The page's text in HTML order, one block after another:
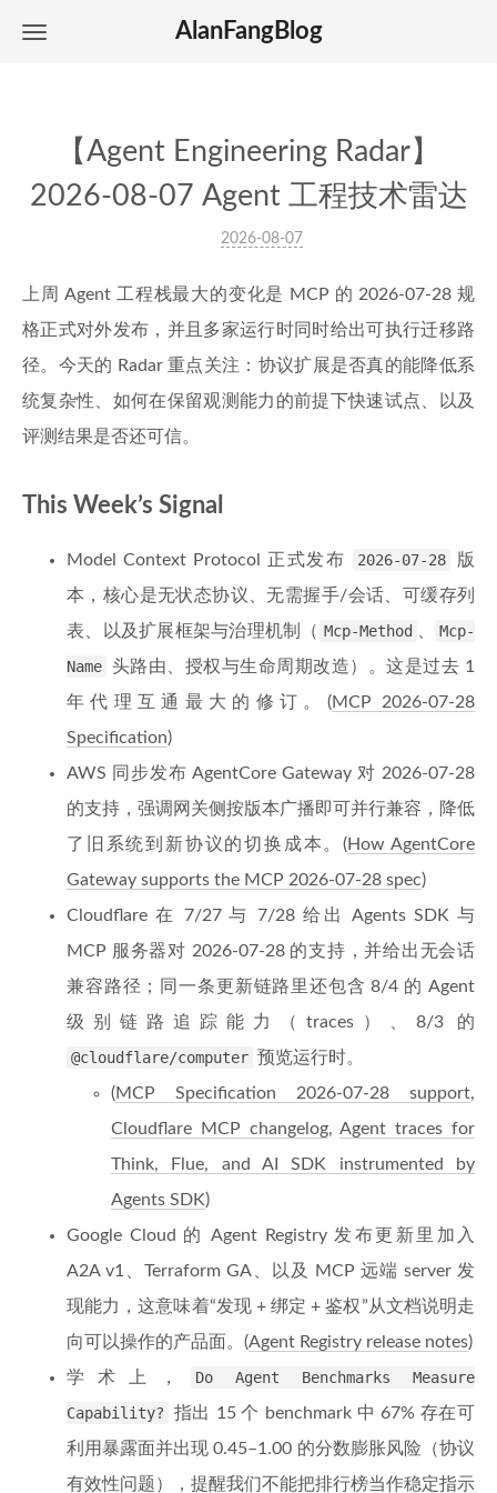
AlanFangBlog
【Agent Engineering Radar】
2026-08-07 Agent 工程技术雷达
2026-08-07
上周 Agent 工程栈最大的变化是 MCP 的 2026-07-28 规
格正式对外发布，并且多家运行时同时给出可执行迁移路
径。今天的 Radar 重点关注：协议扩展是否真的能降低系
统复杂性、如何在保留观测能力的前提下快速试点、以及
评测结果是否还可信。
This Week’s Signal
Model Context Protocol 正式发布 2026-07-28
版
本，核心是无状态协议、无需握手/会话、可缓存列
表、以及扩展框架与治理机制（ Mcp-Method
Mcp-
Name
头路由、授权与生命周期改造）。这是过去 1
年代理互通最大的修订。(MCP 2026-07-28
Specification)
AWS 同步发布 AgentCore Gateway 对 2026-07-28
的支持，强调网关侧按版本广播即可并行兼容，降低
了旧系统到新协议的切换成本。(How AgentCore
Gateway supports the MCP 2026-07-28 spec)
Cloudflare 在 7/27 与 7/28 给出 Agents SDK 与
MCP 服务器对 2026-07-28 的支持，并给出无会话
兼容路径；同一条更新链路里还包含 8/4 的 Agent
级别链路追踪能力（traces）、8/3 的
@cloudflare/computer 预览运行时。
(MCP Specification 2026-07-28 support,
Cloudflare MCP changelog,Agent traces for
Think, Flue, and AI SDK instrumented by
Agents SDK)
Google Cloud 的 Agent Registry 发布更新里加入
A2A v1、Terraform GA、以及 MCP 远端 server 发
现能力，这意味着“发现 + 绑定 + 鉴权”从文档说明走
向可以操作的产品面。(Agent Registry release notes)
学术上，
Do Agent Benchmarks Measure
Capability?
指出 15 个 benchmark 中 67% 存在可
利用暴露面并出现 0.45–1.00 的分数膨胀风险（协议
有效性问题），提醒我们不能把排行榜当作稳定指示